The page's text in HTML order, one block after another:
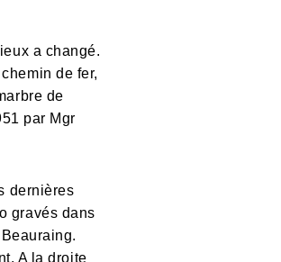
a changé.
de fer,
de
par Mgr
dernières
gravés dans
A la droite